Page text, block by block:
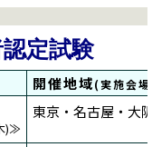
定試験
開催地域(実施会
)≫
東京・名古屋・大